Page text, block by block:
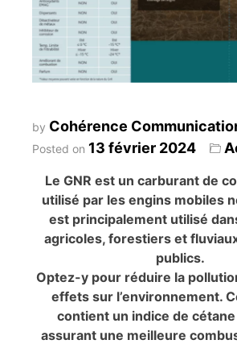
by Cohérence
Posted on 13 février 2024
Le GNR est un carburant de
utilisé par les engins mobiles
est principalement utilisé
agricoles, forestiers et
publics.
Optez-y pour réduire la
effets sur l’environnement.
contient un indice de
assurant une meilleure